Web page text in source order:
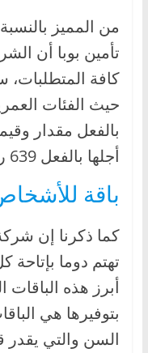
من المميز
تأمين بوبا أن
كافة
حيث الفئات
بالفعل مقدار
أجلها بالفعل 639 ريال سعودي.
باقة للأشخاص
كما ذكرنا إن
تهتم دوما بإتاحة
أبرز هذه الباقات
بتوفيرها هي